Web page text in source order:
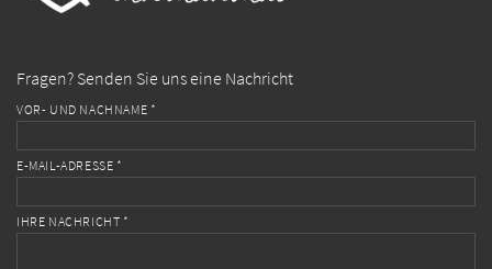
Fragen? Senden Sie uns eine Nachricht
VOR- UND NACHNAME *
E-MAIL-ADRESSE *
IHRE NACHRICHT *